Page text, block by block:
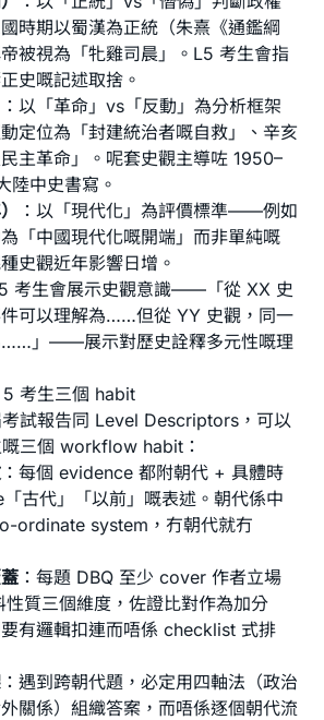
時期以蜀漢為正統（朱熹《通鑑綱
被視為「牝雞司晨」。L5 考生會指
史嘅記述取捨。
：以「革命」vs「反動」為分析框架
定位為「封建統治者嘅自救」、辛亥
主革命」。呢套史觀主導咗 1950–
陸中史書寫。
：以「現代化」為評價標準——例如
「中國現代化嘅開端」而非單純嘅
史觀近年影響日增。
考生會展示史觀意識——「從 XX 史
可以理解為……但從 YY 史觀，同一
……」——展示對歷史詮釋多元性嘅理
考生三個 habit
試報告同 Level Descriptors，可以
三個 workflow habit：
：每個 evidence 都附朝代 + 具體時
古代」「以前」嘅表述。朝代係中
ordinate system，冇朝代就冇
：每題 DBQ 至少 cover 作者立場
質三個維度，佐證比對作為加分
有邏輯扣連而唔係 checklist 式排
：遇到跨朝代題，必定用四軸法（政治
關係）組織答案，而唔係逐個朝代流